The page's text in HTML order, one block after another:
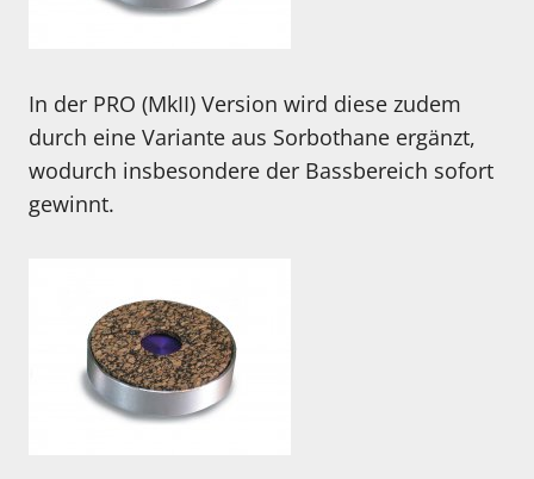
In der PRO (MkII) Version wird diese zudem
durch eine Variante aus Sorbothane ergänzt,
wodurch insbesondere der Bassbereich sofort
gewinnt.